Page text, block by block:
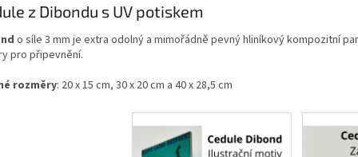
z Dibondu s UV potiskem
o síle 3 mm je extra odolný a mimořádně pevný hliníkový kompozitní
pro připevnění.
rozměry: 20 x 15 cm, 30 x 20 cm a 40 x 28,5 cm